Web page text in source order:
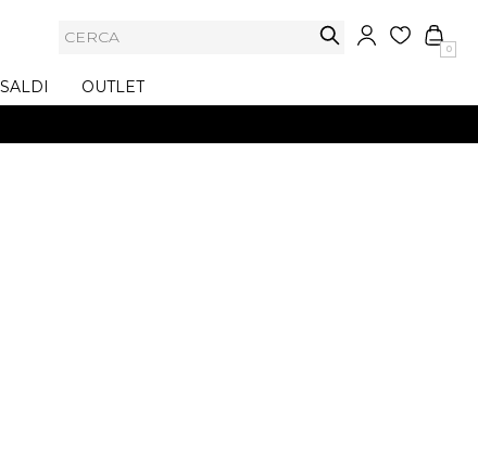
0
SALDI OUTLET